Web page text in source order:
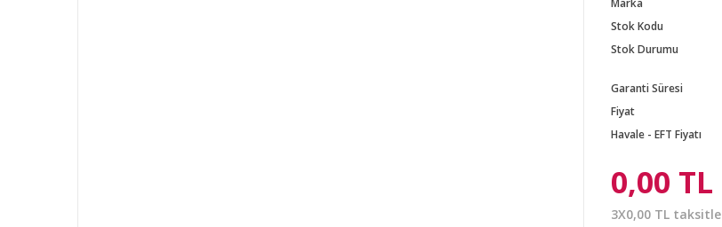
Marka
Stok Kodu
Stok Durumu
Garanti Süresi
Fiyat
Havale - EFT Fiyatı
0,00 TL
3X0,00 TL taksitle